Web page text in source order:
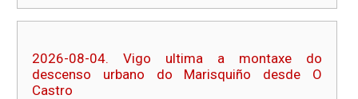
2026-08-04. Vigo ultima a montaxe do
descenso urbano do Marisquiño desde O
Castro